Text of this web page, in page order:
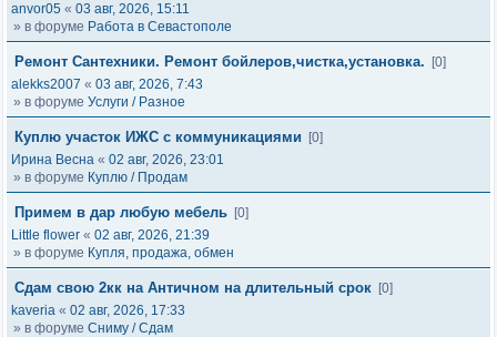
anvor05 « 03 авг, 2026, 15:11
» в форуме Работа в Севастополе
Ремонт Сантехники. Ремонт бойлеров,чистка,установка.
[0]
alekks2007 « 03 авг, 2026, 7:43
» в форуме Услуги / Разное
Куплю участок ИЖС с коммуникациями
[0]
Ирина Весна « 02 авг, 2026, 23:01
» в форуме Куплю / Продам
Примем в дар любую мебель [0]
Little flower « 02 авг, 2026, 21:39
» в форуме Купля, продажа, обмен
Сдам свою 2кк на Античном на длительный срок [0]
kaveria « 02 авг, 2026, 17:33
» в форуме Сниму / Сдам